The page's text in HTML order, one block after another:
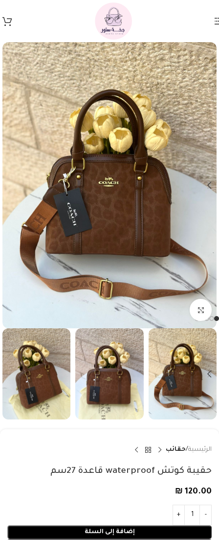
Skip to main content
Click to enlarge
الرئيسية حقائب
حقيبة كوتش waterproof قاعدة 27سم
₪ 120.00
إضافة إلى السلة